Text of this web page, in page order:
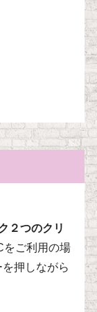
２つのクリ
をご利用の場
押しながら